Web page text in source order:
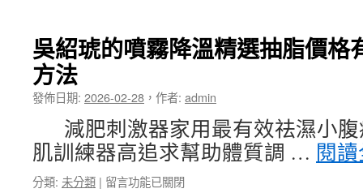
中
藥
白
內
障
手
術
費
娛
樂
載
微
創
君
綺
評
吳紹琥的噴霧降溫精選抽脂價格
方法
發佈日期: 2026-02-28 ， 作者: admin
減肥刺激器家用最有效祛濕小腹
肌訓練器高追求幫助體質調 … 閱
分類: 未分類 | 在
留言功能已關閉